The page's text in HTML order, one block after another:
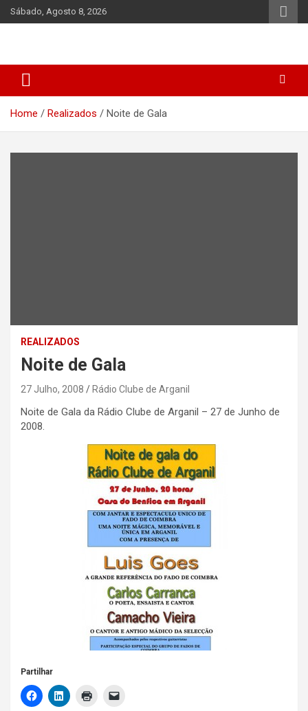
Skip
to
Sábado, Agosto 8, 2026
Home Realizados Noite de Gala
REALIZADOS
Noite de Gala
27 Julho, 2008 Rádio Clube de Arganil
Noite de Gala da Rádio Clube de Arganil – 27 de Junho de
2008.
Partilhar